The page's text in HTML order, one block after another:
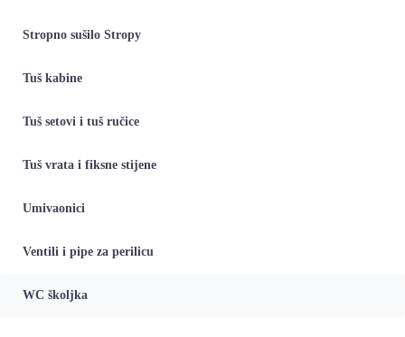
Stropno sušilo Stropy
Tuš kabine
Tuš setovi i tuš ručice
Tuš vrata i fiksne stijene
Umivaonici
Ventili i pipe za perilicu
WC školjka